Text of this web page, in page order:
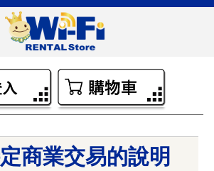
商業交易的說明